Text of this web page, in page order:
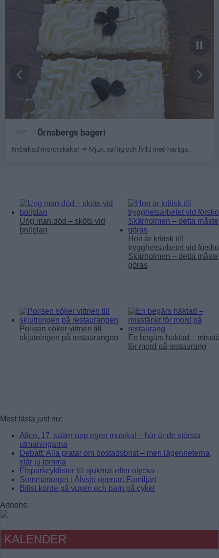
Ung man död – sköts vid
bollplan
Hon är kritisk till
trygghetsarbetet vid
Skärholmen – detta måste
göras
Polisen söker vittnen till
skjutningen på restaurangen
En begärs häktad –
för mord på restaurang
Mest lästa just nu:
Alice, 17, sätter upp egen musikal – här är de största
utmaningarna
Debatt: Alla pratar om bostadsbrist – men lägenheterna
står ju tomma
Elsparkcyklister till sjukhus efter olycka
Sommartorget i Älvsjö öppnar: Familjärt
Bilist körde på vuxen och barn på cykel
Annons:
KALENDER